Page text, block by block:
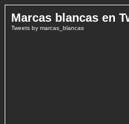
Marcas blancas en
Tweets by marcas_blancas